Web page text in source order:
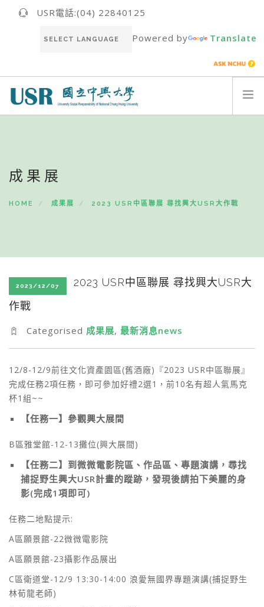
USR電話:(04) 22840125
Powered by Translate
USR團隊USR TEAM
成果展
HOME 成果展 2023 USR中區聯展 尋找興大USR大作戰
2023/12/07
2023 USR中區聯展 尋找興大USR大
作戰
Categorised 成果展, 最新消息news
12/8-12/9前往文化資產園區(舊酒廠)『2023 USR中區聯展』
完成任務2項任務，即可參加好禮2選1，前10名有超人氣馬克
杯1組~~
【任務一】參觀興大展間
B區雅堂館-12-13攤位(興大展間)
【任務二】到微微電影院區、作品區、專題演講，尋找
捕捉野生興大USR計畫的蹤跡，發現後請拍下美麗的身
影(完成1項即可)
任務二地點提示:
A區願景館-22微微電影院
A區願景館-23攝影作品展出
C區衛道堂-12/9 13:30-14:00 浪愛無國界專題演講(捕捉野生
林荀龍老師)